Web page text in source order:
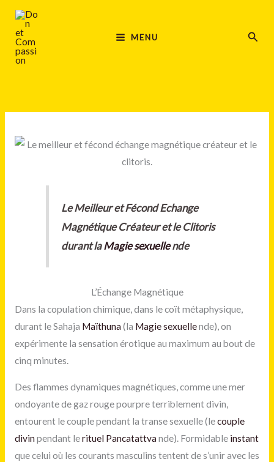
Aller
contenu
MENU
MENU
Le Meilleur et Fécond Echange
Magnétique Créateur et le Clitoris
durant laMagie sexuellende
L’Échange Magnétique
Dans la copulation chimique, dans le coït métaphysique,
durant le Sahaja Maïthuna(la Magie sexuellende), on
expérimente la sensation érotique au maximum au bout de
cinq minutes.
Des flammes dynamiques magnétiques, comme une mer
ondoyante de gaz rouge pourpre terriblement divin,
entourent le couple pendant la transe sexuelle (lecouple
divinpendant lerituel Pancatattvande). Formidable instant
que celui où les courants masculins tentent de s’unir avec les